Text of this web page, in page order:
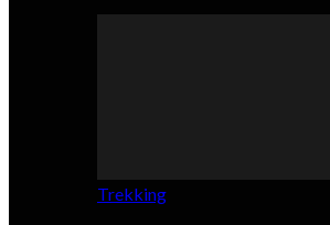
Trekking